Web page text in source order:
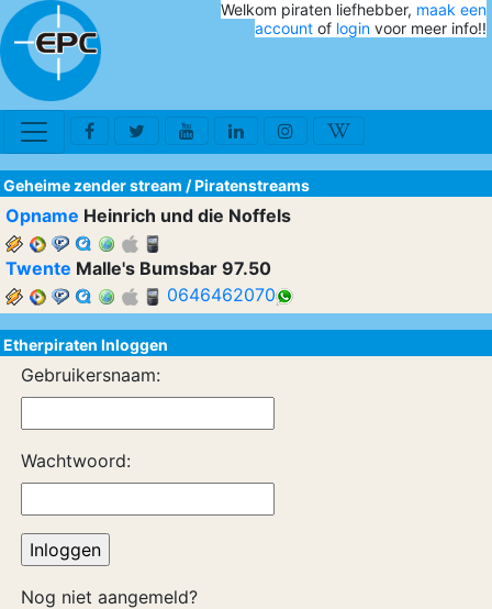
Welkom piraten liefhebber, maak een
account of login voor meer info!!
Geheime zender stream /Piratenstreams
Opname Heinrich und die Noffels
Twente Malle's Bumsbar 97.50
0646462070
Etherpiraten Inloggen
Gebruikersnaam:
Wachtwoord:
Nog niet aangemeld?